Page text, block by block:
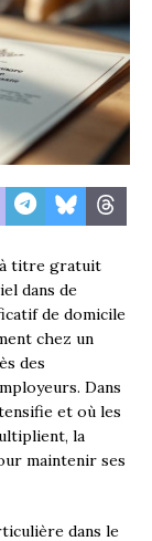
à titre gratuit
dans de
de domicile
chez un
des
Dans
et où les
la
maintenir ses
dans le